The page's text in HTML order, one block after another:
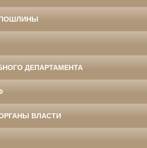
ДЕПАРТАМЕНТА
ВЛАСТИ